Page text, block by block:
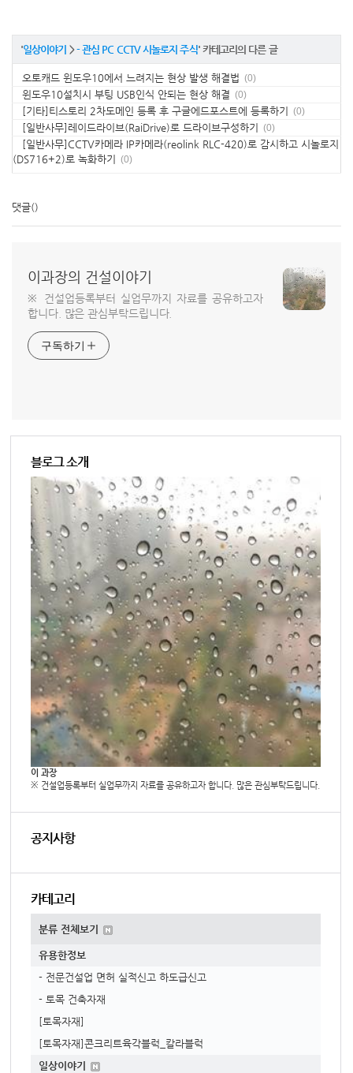
'일상이야기 >- 관심 PC CCTV 시놀로지 주식' 카테고리의 다른 글
오토캐드 윈도우10에서 느려지는 현상 발생 해결법 (0)
윈도우10설치시 부팅 USB인식 안되는 현상 해결 (0)
[기타]티스토리 2차도메인 등록 후 구글에드포스트에 등록하기 (0)
[일반사무]레이드라이브(RaiDrive)로 드라이브구성하기 (0)
[일반사무]CCTV카메라 IP카메라(reolink RLC-420)로 감시하고 시놀로지
(DS716+2)로 녹화하기
(0)
댓글()
이과장의 건설이야기
※ 건설업등록부터 실업무까지 자료를 공유하고자
합니다. 많은 관심부탁드립니다.
구독하기
블로그 소개
이 과장
※ 건설업등록부터 실업무까지 자료를 공유하고자 합니다. 많은 관심부탁드립니다.
공지사항
카테고리
분류 전체보기
유용한정보
- 전문건설업 면허 실적신고 하도급신고
- 토목 건축자재
[토목자재]
[토목자재]콘크리트육각블럭_칼라블럭
일상이야기